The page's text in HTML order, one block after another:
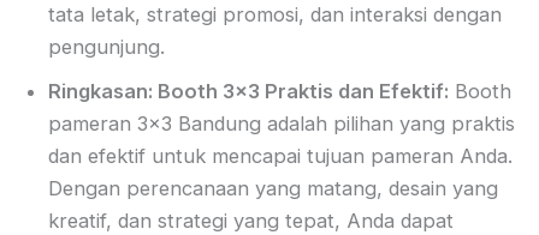
tata letak, strategi promosi, dan interaksi dengan
pengunjung.
Ringkasan: Booth 3×3 Praktis dan Efektif: Booth
pameran 3×3 Bandung adalah pilihan yang praktis
dan efektif untuk mencapai tujuan pameran Anda.
Dengan perencanaan yang matang, desain yang
kreatif, dan strategi yang tepat, Anda dapat